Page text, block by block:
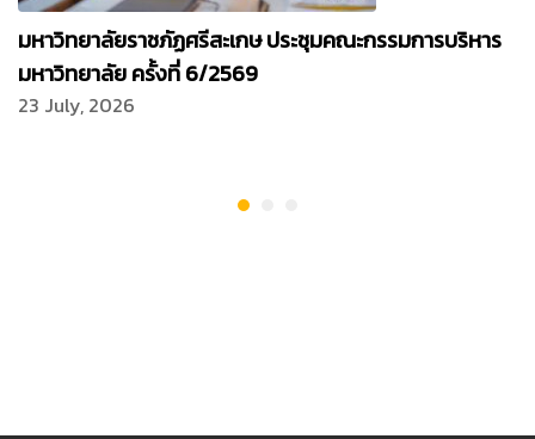
มหาวิทยาลัยราชภัฏศรีสะเกษ ประชุมคณะกรรมการบริหาร
มหาวิทยาลัย ครั้งที่ 6/2569
23 July, 2026